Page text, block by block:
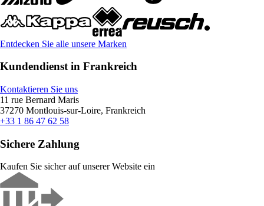
Entdecken Sie alle unsere Marken
Kundendienst in Frankreich
Kontaktieren Sie uns
11 rue Bernard Maris
37270 Montlouis-sur-Loire, Frankreich
+33 1 86 47 62 58
Sichere Zahlung
Kaufen Sie sicher auf unserer Website ein